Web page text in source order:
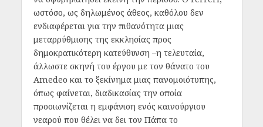
ωστόσο, ως δηλωμένος άθεος, καθόλου δεν
ενδιαφέρεται για την πιθανότητα μιας
μεταρρύθμισης της εκκλησίας προς
δημοκρατικότερη κατεύθυνση –η τελευταία,
άλλωστε σκηνή του έργου με τον θάνατο του
Amedeo και το ξεκίνημα μιας πανομοιότυπης,
όπως φαίνεται, διαδικασίας την οποία
προοιωνίζεται η εμφάνιση ενός καινούργιου
νεαρού που θέλει να δει τον Πάπα το